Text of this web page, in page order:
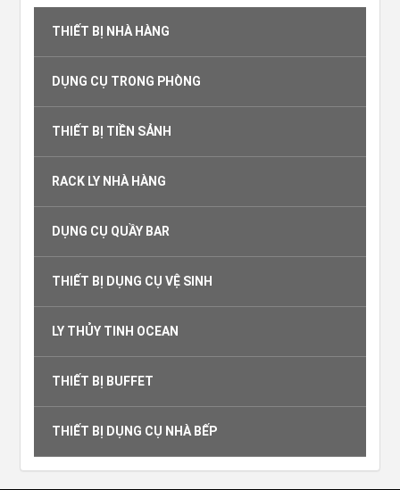
THIẾT BỊ NHÀ HÀNG
DỤNG CỤ TRONG PHÒNG
THIẾT BỊ TIỀN SẢNH
RACK LY NHÀ HÀNG
DỤNG CỤ QUẦY BAR
THIẾT BỊ DỤNG CỤ VỆ SINH
LY THỦY TINH OCEAN
THIẾT BỊ BUFFET
THIẾT BỊ DỤNG CỤ NHÀ BẾP